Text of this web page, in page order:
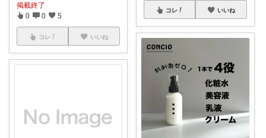
掲載終了
0 0 5
コレ いいね
コレ いいね